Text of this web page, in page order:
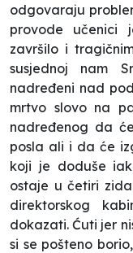
odgovaraju
provode učenici
završilo i
susjednoj nam
nadređeni nad
mrtvo slovo na
nadređenog da
posla ali i da će
koji je doduše
ostaje u četiri
direktorskog
dokazati. Ćuti jer
si se pošteno